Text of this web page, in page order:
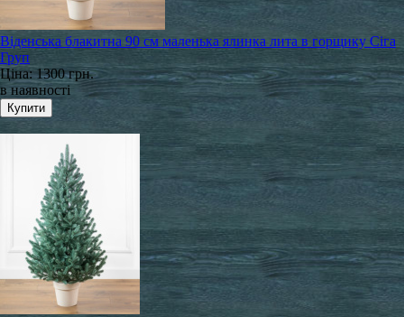
Віденська блакитна 90 см маленька ялинка лита в горщику Сіга
Груп
Ціна:1300 грн.
в наявності